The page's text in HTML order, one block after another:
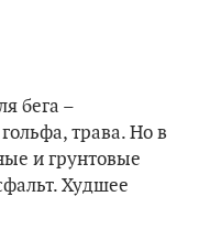
бега –
трава. Но в
и грунтовые
Худшее